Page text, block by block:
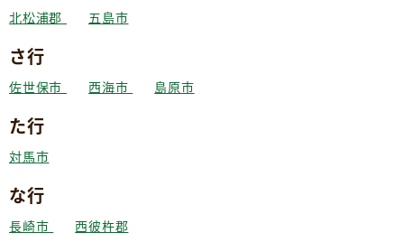
北松浦郡 五島市
さ行
佐世保市 西海市 島原市
た行
対馬市
な行
長崎市 西彼杵郡